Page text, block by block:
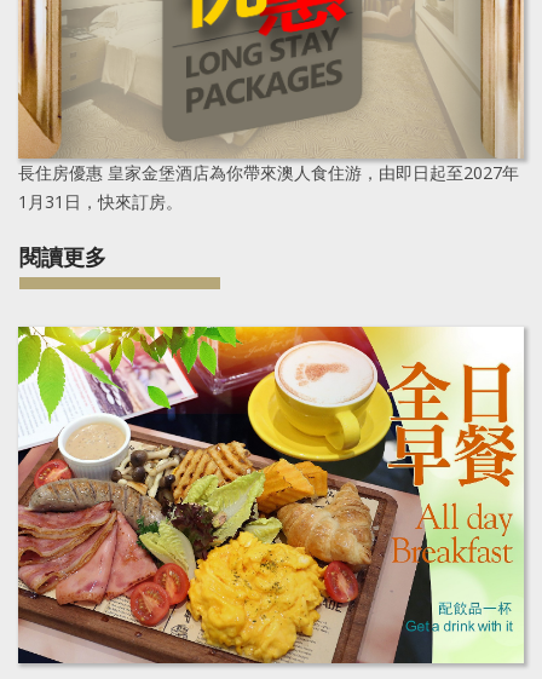
長住房優惠 皇家金堡酒店為你帶來澳人食住游，由即日起至2027年
1月31日，快來訂房。
閱讀更多